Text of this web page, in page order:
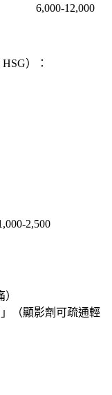
6,000-12,000
）：
2,500
（顯影劑可疏通輕